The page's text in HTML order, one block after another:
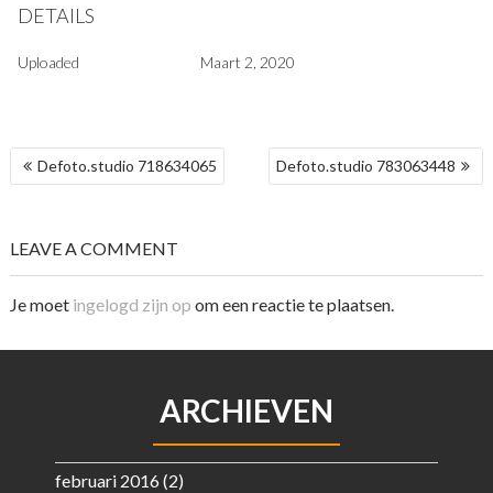
DETAILS
Uploaded Maart 2, 2020
BERICHT
NAVIGATIE
Defoto.studio 718634065 Defoto.studio 783063448
LEAVE A COMMENT
Je moet ingelogd zijn op om een reactie te plaatsen.
ARCHIEVEN
februari 2016 (2)